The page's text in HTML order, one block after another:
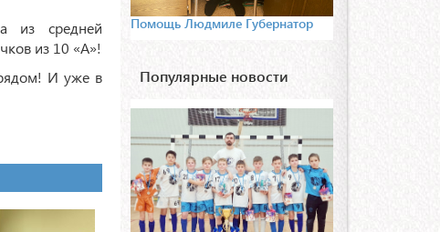
из средней
из 10 «А»!
И уже в
Помощь Людмиле Губернатор
Популярные новости